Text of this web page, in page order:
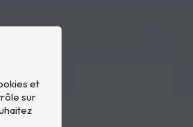
et
sur